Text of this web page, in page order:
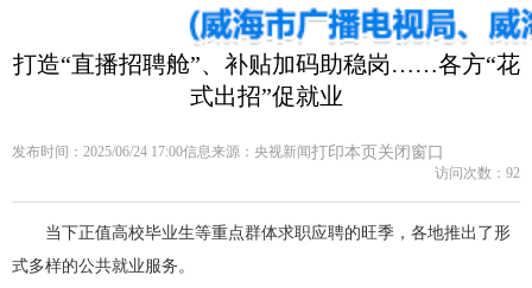
打造“直播招聘舱”、补贴加码助稳岗……各方“花
式出招”促就业
发布时间：2025/06/24 17:00信息来源： 央视新闻打印本页 关闭窗口
访问次数： 92
当下正值高校毕业生等重点群体求职应聘的旺季，各地推出了形
式多样的公共就业服务。